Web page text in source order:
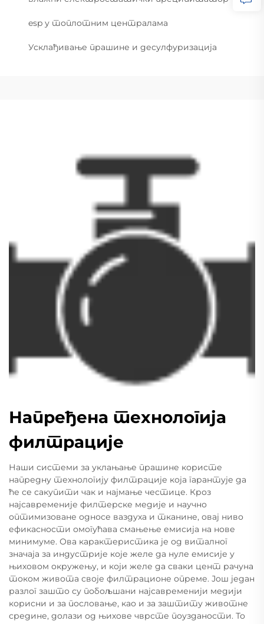
esp у топлотним централама
Усклађивање прашине и десулфуризација
Напређена технологија
филтрације
Наши системи за уклањање прашине користе
напредну технологију филтрације која гарантује да
ће се сакупити чак и најмање честице. Кроз
најсавременије филтерске медије и научно
оптимизоване односе ваздуха и тканине, овај ниво
ефикасности омогућава смањење емисија на нове
минимуме. Ова карактеристика је од виталног
значаја за индустрије које желе да нуле емисије у
њиховом окружењу, и који желе да сваки цент рачуна
током живота своје филтрационе опреме. Још један
разлог зашто су побољшани најсавременији медији
корисни и за пословање, као и за заштиту животне
средине, долази од њихове чврсте поузданости. То